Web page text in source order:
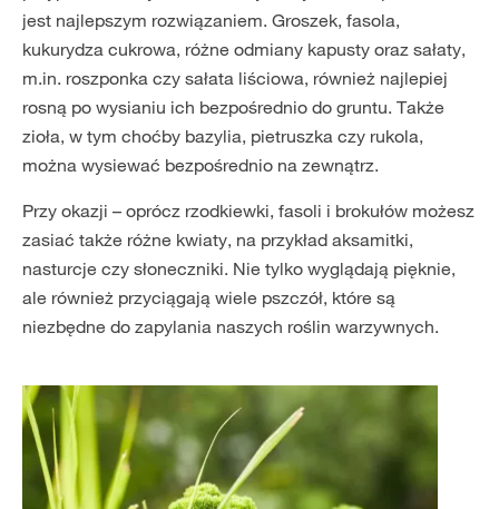
jest najlepszym rozwiązaniem. Groszek, fasola,
kukurydza cukrowa, różne odmiany kapusty oraz sałaty,
m.in. roszponka czy sałata liściowa, również najlepiej
rosną po wysianiu ich bezpośrednio do gruntu. Także
zioła, w tym choćby bazylia, pietruszka czy rukola,
można wysiewać bezpośrednio na zewnątrz.
Przy okazji – oprócz rzodkiewki, fasoli i brokułów możesz
zasiać także różne kwiaty, na przykład aksamitki,
nasturcje czy słoneczniki. Nie tylko wyglądają pięknie,
ale również przyciągają wiele pszczół, które są
niezbędne do zapylania naszych roślin warzywnych.